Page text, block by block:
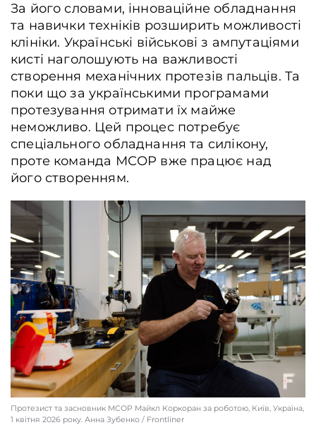
Ветеран Іван Мусієнко під час заняття з ерготерапії, Київ, Україна, 1 квітня
2026 року. Анна Зубенко / Frontliner
За його словами, інноваційне обладнання
та навички техніків розширить можливості
клініки. Українські військові з ампутаціями
кисті наголошують на важливості
створення механічних протезів пальців. Та
поки що за українськими програмами
протезування отримати їх майже
неможливо. Цей процес потребує
спеціального обладнання та силікону,
проте команда МСОР вже працює над
його створенням.
Протезист та засновник MCOP Майкл Коркоран за роботою, Київ, Україна,
1 квітня 2026 року. Анна Зубенко / Frontliner